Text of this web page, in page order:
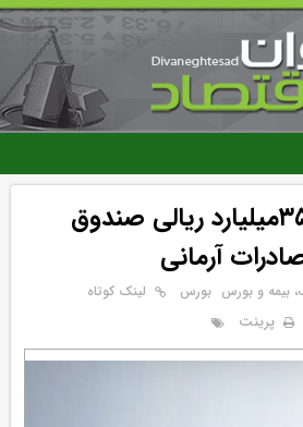
رفتن
محتوای
اصلی
پرداخت سود ۳۵۹۱میلیارد ریالی صندوق
آرمانی
بیمه و بورس بورس
لینک کوتاه
پرینت